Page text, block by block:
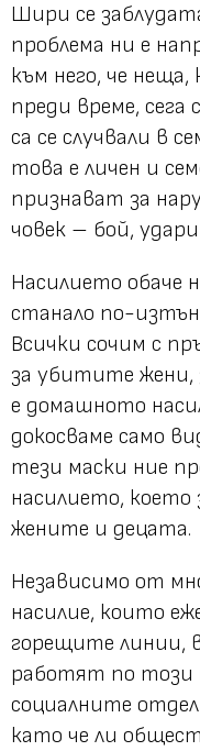
Шири се
проблема ни е
към него, че неща,
преди време, сега
са се случвали в
това е личен и
признават за
човек – бой,
Насилието обаче
станало по-
Всички сочим с
за убитите жени,
е домашното
докосваме само
тези маски ние
насилието,
жените и децата.
Независимо от
насилие, които
горещите линии,
работят по този
социалните
като че ли